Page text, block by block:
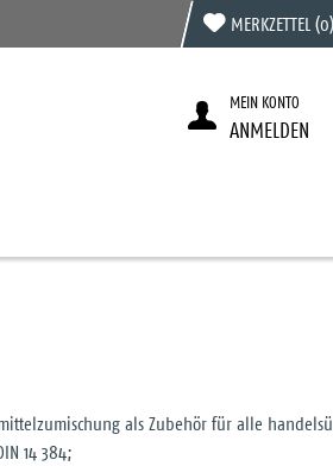
MERKZETTEL (0)
MEIN KONTO
ANMELDEN
als Zubehör für alle
14 384;